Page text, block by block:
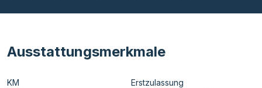
Ausstattungsmerkmale
KM
Erstzulassung